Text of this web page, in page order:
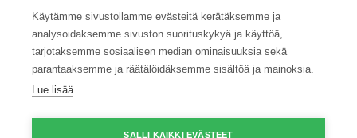
Twitter FacebookYouTubeInstagramLinkedIn
Käytämme sivustollamme evästeitä kerätäksemme ja
analysoidaksemme sivuston suorituskykyä ja käyttöä,
tarjotaksemme sosiaalisen median ominaisuuksia sekä
parantaaksemme ja räätälöidäksemme sisältöä ja mainoksia.
Lue lisää
SALLI KAIKKI EVÄSTEET